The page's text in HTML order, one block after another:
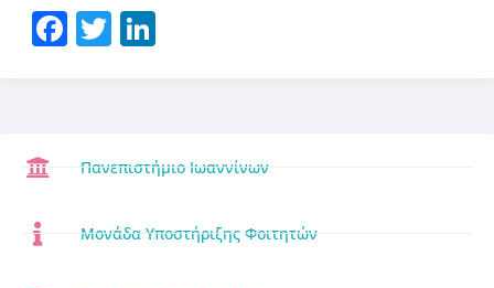
Facebook
Twitter
Πανεπιστήμιο Ιωαννίνων
Μονάδα Υποστήριξης Φοιτητών